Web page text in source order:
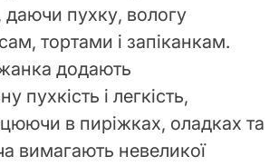
даючи пухку, вологу
тортами і запіканкам.
додають
пухкість і легкість,
в пиріжках, оладках та
вимагають невеликої